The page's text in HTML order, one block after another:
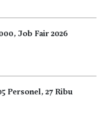
Job Fair 2026
Personel, 27 Ribu